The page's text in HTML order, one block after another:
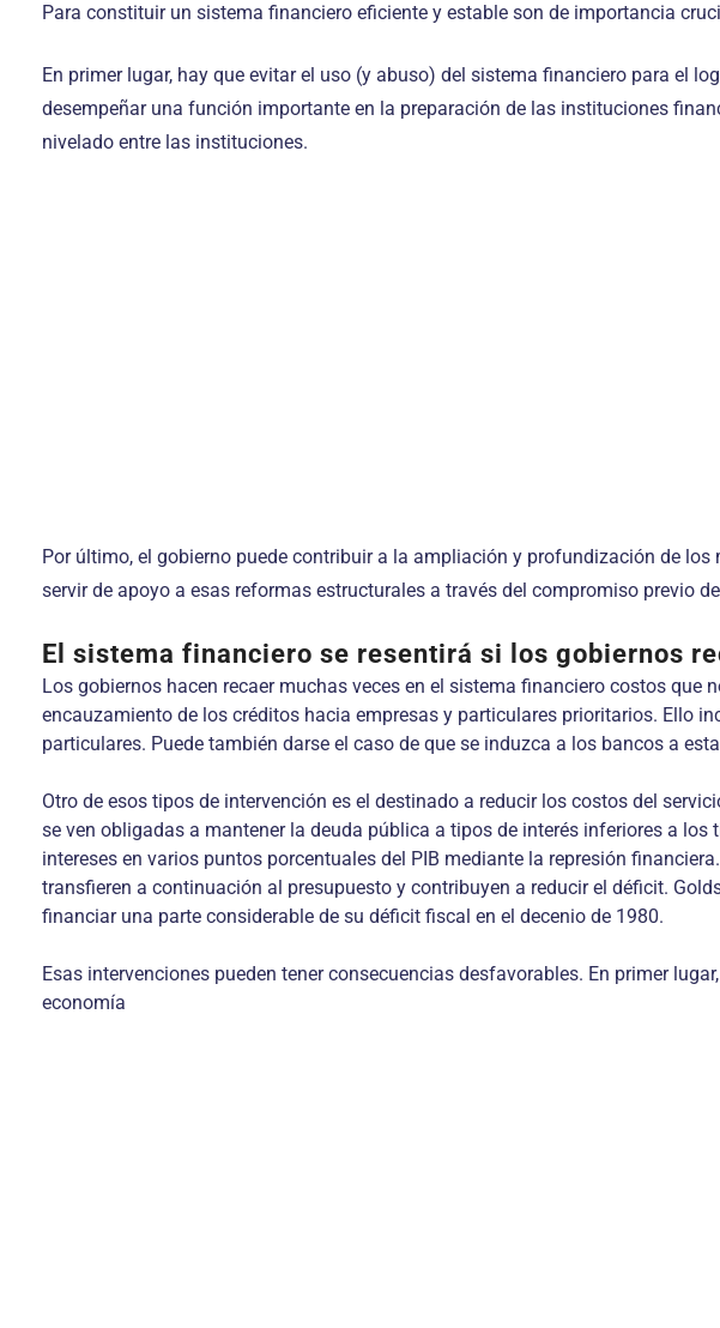
Para constituir un sistema financiero eficiente y estable son de importancia
En primer lugar, hay que evitar el uso (y abuso) del sistema financiero para el
desempeñar una función importante en la preparación de las instituciones
nivelado entre las instituciones.
Por último, el gobierno puede contribuir a la ampliación y profundización de
servir de apoyo a esas reformas estructurales a través del compromiso previo
El sistema financiero se resentirá si los gobiernos
Los gobiernos hacen recaer muchas veces en el sistema financiero costos
encauzamiento de los créditos hacia empresas y particulares prioritarios. Ello
particulares. Puede también darse el caso de que se induzca a los bancos a
Otro de esos tipos de intervención es el destinado a reducir los costos del
se ven obligadas a mantener la deuda pública a tipos de interés inferiores a
intereses en varios puntos porcentuales del PIB mediante la represión
transfieren a continuación al presupuesto y contribuyen a reducir el déficit.
financiar una parte considerable de su déficit fiscal en el decenio de 1980.
Esas intervenciones pueden tener consecuencias desfavorables. En primer
economía